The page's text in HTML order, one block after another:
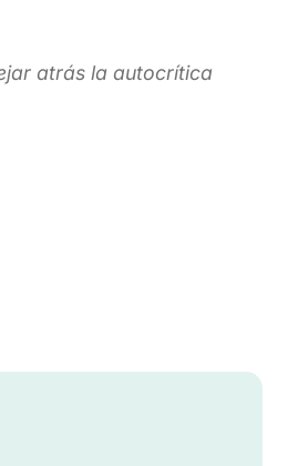
atrás la autocrítica